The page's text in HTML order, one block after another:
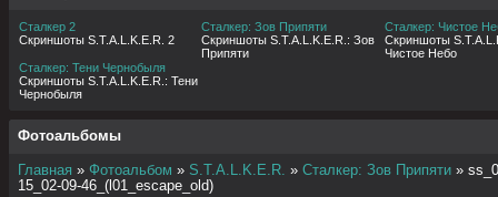
Сталкер 2
Скриншоты S.T.A.L.K.E.R. 2
Сталкер: Зов Припяти
Скриншоты S.T.A.L.K.E.R.: Зов
Припяти
Сталкер: Чистое
Скриншоты
Чистое Небо
Сталкер: Тени Чернобыля
Скриншоты S.T.A.L.K.E.R.: Тени
Чернобыля
Фотоальбомы
Главная » Фотоальбом » S.T.A.L.K.E.R. » Сталкер: Зов Припяти »
15_02-09-46_(l01_escape_old)